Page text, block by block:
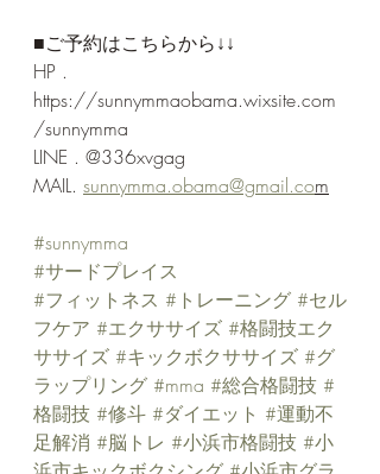
■ご予約はこちらから↓↓
HP .
https://sunnymmaobama.wixsite.com
/sunnymma
LINE . @336xvgag
MAIL. sunnymma.obama@gmail.com
#sunnymma
#サードプレイス
#フィットネス #トレーニング #セル
フケア #エクササイズ #格闘技エク
ササイズ #キックボクササイズ #グ
ラップリング #mma #総合格闘技 #
格闘技 #修斗 #ダイエット #運動不
足解消 #脳トレ #小浜市格闘技 #小